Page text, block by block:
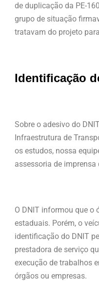
de duplicação da PE-
grupo de situação
tratavam do projeto
Identificação
Sobre o adesivo do
Infraestrutura de
os estudos, nossa
assessoria de imprensa
O DNIT informou que o
estaduais. Porém, o
identificação do DNIT
prestadora de serviço
execução de trabalhos
órgãos ou empresas.